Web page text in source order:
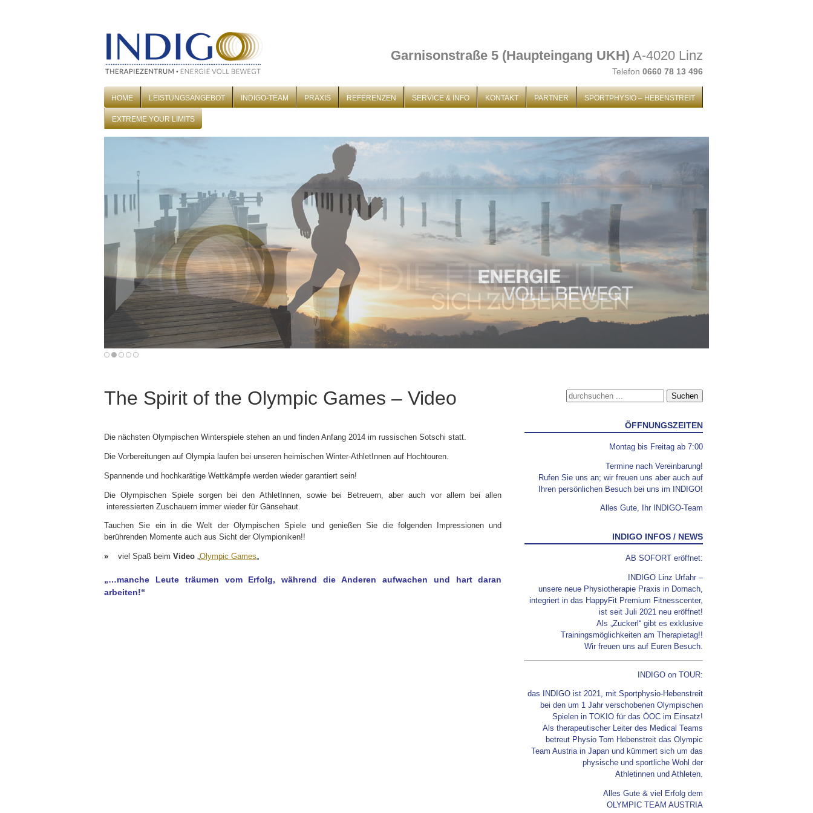
Garnisonstraße 5 (Haupteingang UKH) A-4020 Linz
Telefon 0660 78 13 496
HOME LEISTUNGSANGEBOT INDIGO-TEAM PRAXIS REFERENZEN SERVICE & INFO KONTAKT PARTNER SPORTPHYSIO – HEBENSTREIT
EXTREME YOUR LIMITS
The Spirit of the Olympic Games – Video
Die nächsten Olympischen Winterspiele stehen an und finden Anfang 2014 im russischen Sotschi statt.
Die Vorbereitungen auf Olympia laufen bei unseren heimischen Winter-AthletInnen auf Hochtouren.
Spannende und hochkarätige Wettkämpfe werden wieder garantiert sein!
Die Olympischen Spiele sorgen bei den AthletInnen, sowie bei Betreuern, aber auch vor allem bei allen
interessierten Zuschauern immer wieder für Gänsehaut.
Tauchen Sie ein in die Welt der Olympischen Spiele und genießen Sie die folgenden Impressionen und
berührenden Momente auch aus Sicht der Olympioniken!!
» viel Spaß beim Video „Olympic Games„
„…manche Leute träumen vom Erfolg, während die Anderen aufwachen und hart daran
arbeiten!“
Suche nach:
ÖFFNUNGSZEITEN
Montag bis Freitag ab 7:00
Termine nach Vereinbarung!
Rufen Sie uns an; wir freuen uns aber auch auf
Ihren persönlichen Besuch bei uns im INDIGO!
Alles Gute, Ihr INDIGO-Team
INDIGO INFOS / NEWS
AB SOFORT eröffnet:
INDIGO Linz Urfahr –
unsere neue Physiotherapie Praxis in Dornach,
integriert in das HappyFit Premium Fitnesscenter,
ist seit Juli 2021 neu eröffnet!
Als „Zuckerl“ gibt es exklusive
Trainingsmöglichkeiten am Therapietag!!
Wir freuen uns auf Euren Besuch.
INDIGO on TOUR:
das INDIGO ist 2021, mit Sportphysio-Hebenstreit
bei den um 1 Jahr verschobenen Olympischen
Spielen in TOKIO für das ÖOC im Einsatz!
Als therapeutischer Leiter des Medical Teams
betreut Physio Tom Hebenstreit das Olympic
Team Austria in Japan und kümmert sich um das
physische und sportliche Wohl der
Athletinnen und Athleten.
Alles Gute & viel Erfolg dem
OLYMPIC TEAM AUSTRIA